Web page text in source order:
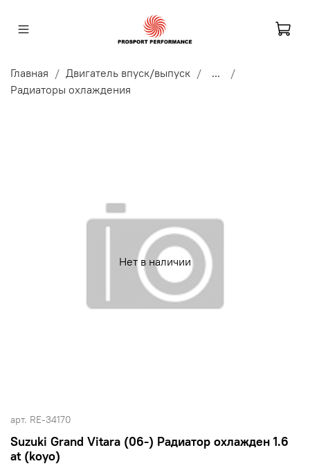
Главная Двигатель впуск/выпуск
...
Радиаторы охлаждения
Нет в наличии
арт. RE-34170
Suzuki Grand Vitara (06-) Радиатор охлажден 1.6
at (koyo)